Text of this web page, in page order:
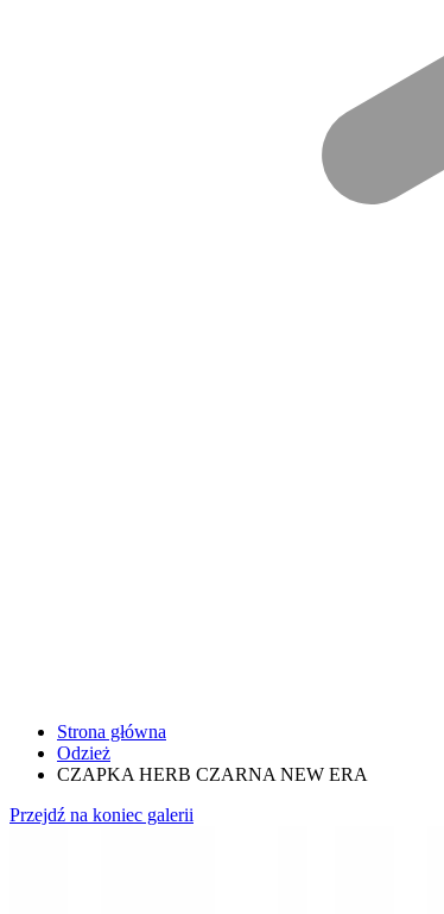
Strona główna
Odzież
CZAPKA HERB CZARNA NEW ERA
Przejdź na koniec galerii